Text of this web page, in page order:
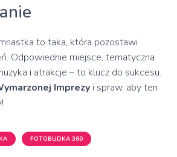
to taka, która pozostawi
Odpowiednie miejsce, tematyczna
i atrakcje – to klucz do sukcesu.
Imprezy i spraw, aby ten
FOTOBUDKA 360